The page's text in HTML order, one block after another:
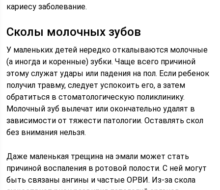
кариесу заболевание.
Сколы молочных зубов
У маленьких детей нередко откалываются молочные
(а иногда и коренные) зубки. Чаще всего причиной
этому служат удары или падения на пол. Если ребенок
получил травму, следует успокоить его, а затем
обратиться в стоматологическую поликлинику.
Молочный зуб вылечат или окончательно удалят в
зависимости от тяжести патологии. Оставлять скол
без внимания нельзя.
Даже маленькая трещина на эмали может стать
причиной воспаления в ротовой полости. С ней могут
быть связаны ангины и частые ОРВИ. Из-за скола